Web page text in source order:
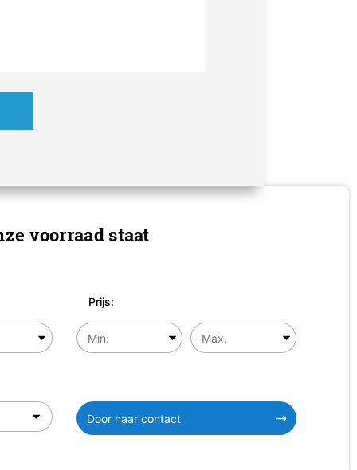
voorraad staat
Prijs:
Door naar contact